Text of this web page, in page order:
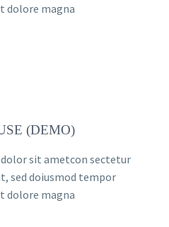
dolore magna
(DEMO)
sit ametcon sectetur
sed doiusmod tempor
dolore magna